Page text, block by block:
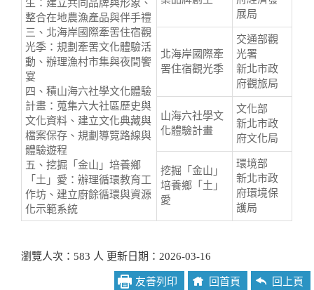
生：建立共同品牌與形象、
整合在地農漁產品與伴手禮
三、北海岸國際牽罟住宿觀
光季：規劃牽罟文化體驗活
動、辦理漁村市集與夜間饗
宴
四、積山海六社學文化體驗
計畫：蒐集六大社區歷史與
文化資料、建立文化典藏與
檔案保存、規劃導覽路線與
體驗遊程
五、挖掘「金山」培養鄉
「土」愛：辦理循環教育工
作坊、建立廚餘循環與資源
化示範系統
展局
北海岸國際牽
罟住宿觀光季
交通部觀
光署
新北市政
府觀旅局
山海六社學文
化體驗計畫
文化部
新北市政
府文化局
挖掘「金山」
培養鄉「土」
愛
環境部
新北市政
府環境保
護局
瀏覽人次：583 人 更新日期：2026-03-16
友善列印 回首頁 回上頁